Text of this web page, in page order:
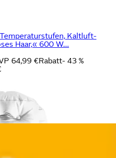
Kaltluft-
Haar,« 600 W...
64,99 €Rabatt- 43 %